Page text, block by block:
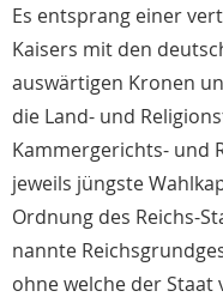
Es entsprang einer
Kaisers mit den
auswärtigen Kronen
die Land- und
Kammergerichts- und
jeweils jüngste
Ordnung des Reichs-
nannte
ohne welche der Staat